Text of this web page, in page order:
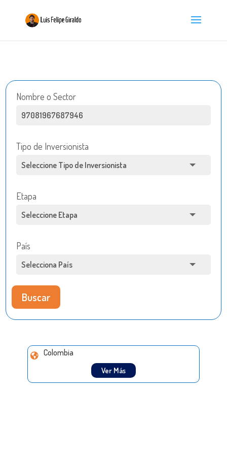
Nombre o Sector
Tipo de Inversionista
Etapa
País
Buscar
Colombia
Ver Más